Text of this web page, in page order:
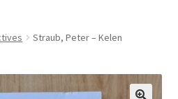
boeken
Straub, Peter – Kelen